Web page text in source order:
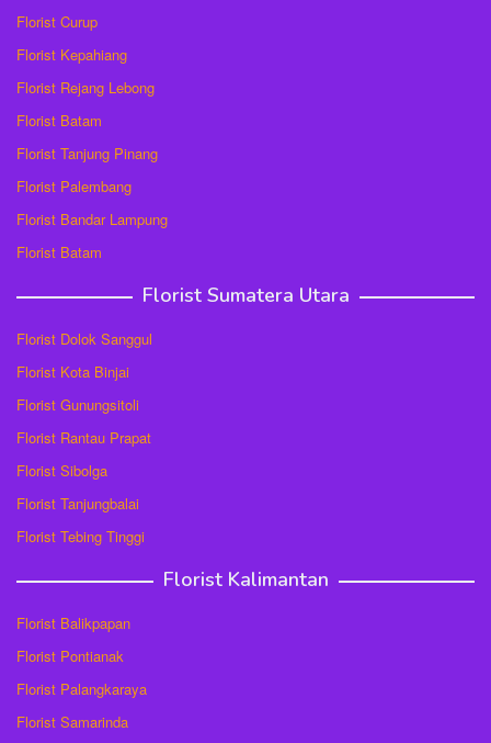
Florist Curup
Florist Kepahiang
Florist Rejang Lebong
Florist Batam
Florist Tanjung Pinang
Florist Palembang
Florist Bandar Lampung
Florist Batam
Florist Sumatera Utara
Florist Dolok Sanggul
Florist Kota Binjai
Florist Gunungsitoli
Florist Rantau Prapat
Florist Sibolga
Florist Tanjungbalai
Florist Tebing Tinggi
Florist Kalimantan
Florist Balikpapan
Florist Pontianak
Florist Palangkaraya
Florist Samarinda